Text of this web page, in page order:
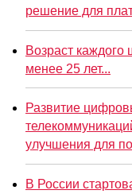
решение для
Возраст каждого
менее 25 лет...
Развитие
улучшения для
В России